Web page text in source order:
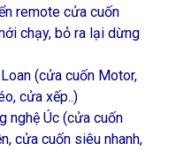
remote cửa cuốn
chạy, bỏ ra lại dừng
(cửa cuốn Motor,
cửa xếp..)
nghệ Úc (cửa cuốn
cửa cuốn siêu nhanh,